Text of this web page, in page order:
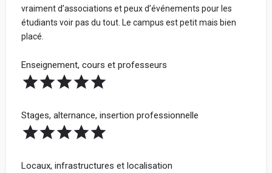
vraiment d’associations et peux d’événements pour les
étudiants voir pas du tout. Le campus est petit mais bien
placé.
Enseignement, cours et professeurs
Stages, alternance, insertion professionnelle
Locaux, infrastructures et localisation